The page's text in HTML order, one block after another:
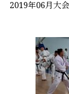
2019年06月大